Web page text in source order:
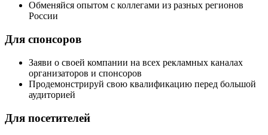
Обменяйся опытом с коллегами из разных регионов
России
Для спонсоров
Заяви о своей компании на всех рекламных каналах
организаторов и спонсоров
Продемонстрируй свою квалификацию перед большой
аудиторией
Для посетителей